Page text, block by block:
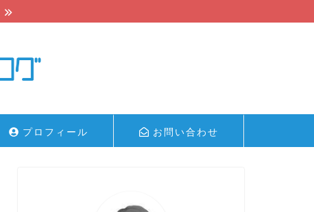
プロフィール お問い合わせ